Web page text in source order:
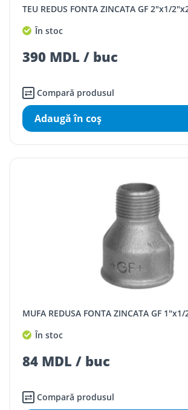
TEU REDUS FONTA ZINCATA GF 2"x1/
În stoc
390 MDL / buc
Compară produsul
Adaugă în coş
MUFA REDUSA FONTA ZINCATA GF 1"x1/
În stoc
84 MDL / buc
Compară produsul